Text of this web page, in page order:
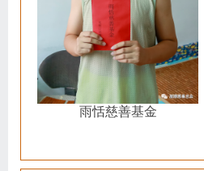
雨恬慈善基金